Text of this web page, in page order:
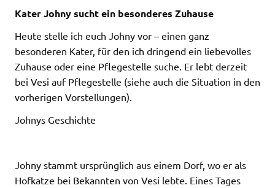
Kater Johny sucht ein besonderes Zuhause
Heute stelle ich euch Johny vor – einen ganz
besonderen Kater, für den ich dringend ein liebevolles
Zuhause oder eine Pflegestelle suche. Er lebt derzeit
bei Vesi auf Pflegestelle (siehe auch die Situation in den
vorherigen Vorstellungen).
Johnys Geschichte
Johny stammt ursprünglich aus einem Dorf, wo er als
Hofkatze bei Bekannten von Vesi lebte. Eines Tages